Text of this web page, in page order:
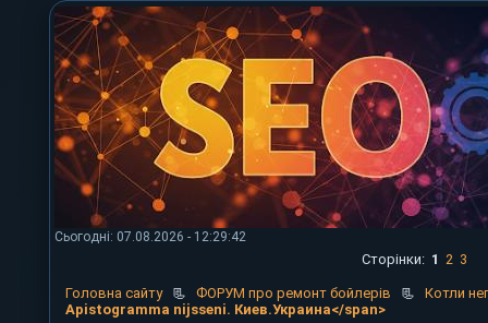
Сьогодні: 07.08.2026 - 12:29:42
Сторінки: 1 2 3
Головна сайту 📃 ФОРУМ про ремонт бойлерів 📃 Котли
Apistogramma nijsseni. Киев.Украина</span>